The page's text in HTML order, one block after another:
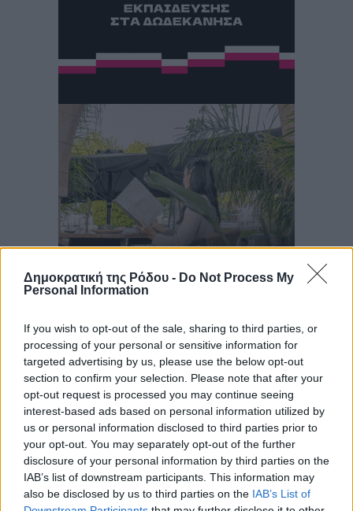
Δημοκρατική της Ρόδου - Do Not Process My
Personal Information
If you wish to opt-out of the sale, sharing to third parties, or
processing of your personal or sensitive information for
targeted advertising by us, please use the below opt-out
section to confirm your selection. Please note that after your
opt-out request is processed you may continue seeing
interest-based ads based on personal information utilized by
us or personal information disclosed to third parties prior to
your opt-out. You may separately opt-out of the further
disclosure of your personal information by third parties on the
IAB’s list of downstream participants. This information may
also be disclosed by us to third parties on the IAB’s List of